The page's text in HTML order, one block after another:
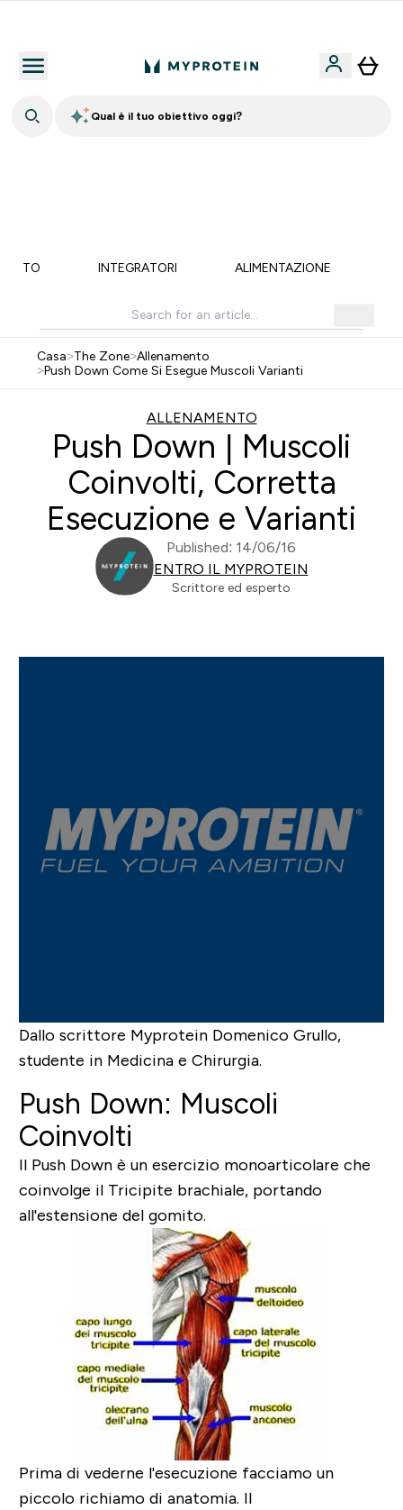
Qual è il tuo obiettivo oggi?
INTEGRATORI ALIMENTAZIONE
Casa>The Zone>Allenamento
>Push Down Come Si Esegue Muscoli Varianti
ALLENAMENTO
Push Down | Muscoli
Coinvolti, Corretta
Esecuzione e Varianti
Published: 14/06/16
ENTRO IL MYPROTEIN
Scrittore ed esperto
Dallo scrittore Myprotein Domenico Grullo,
studente in Medicina e Chirurgia.
Push Down: Muscoli
Coinvolti
Il Push Down è un esercizio monoarticolare che
coinvolge il Tricipite brachiale, portando
all'estensione del gomito.
Prima di vederne l'esecuzione facciamo un
piccolo richiamo di anatomia. Il